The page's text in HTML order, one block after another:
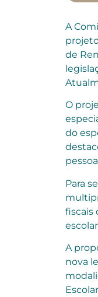
A
de
O
do
Para
fiscais
A
nova